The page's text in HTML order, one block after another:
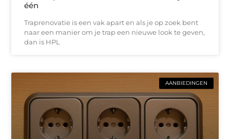
één
Traprenovatie is een vak apart en als je op zoek bent
naar een manier om je trap een nieuwe look te geven,
dan is HPL
AANBIEDINGEN